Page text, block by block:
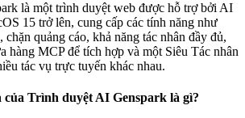
là một trình duyệt web được hỗ trợ bởi AI
15 trở lên, cung cấp các tính năng như
quảng cáo, khả năng tác nhân đầy đủ,
hàng MCP để tích hợp và một Siêu Tác nhân
tác vụ trực tuyến khác nhau.
của Trình duyệt AI Genspark là gì?